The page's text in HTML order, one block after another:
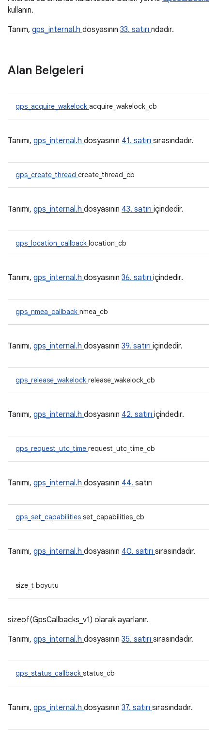
kullanın.
Tanım, gps_internal.h dosyasının 33. satırı ndadır.
Alan Belgeleri
gps_acquire_wakelock acquire_wakelock_cb
Tanımı, gps_internal.h dosyasının 41. satırı sırasındadır.
gps_create_thread create_thread_cb
Tanımı, gps_internal.h dosyasının 43. satırı içindedir.
gps_location_callback location_cb
Tanımı, gps_internal.h dosyasının 36. satırı içindedir.
gps_nmea_callback nmea_cb
Tanımı, gps_internal.h dosyasının 39. satırı içindedir.
gps_release_wakelock release_wakelock_cb
Tanımı, gps_internal.h dosyasının 42. satırı içindedir.
gps_request_utc_time request_utc_time_cb
Tanımı, gps_internal.h dosyasının 44. satırı
gps_set_capabilities set_capabilities_cb
Tanımı, gps_internal.h dosyasının 40. satırı sırasındadır.
size_t boyutu
sizeof(GpsCallbacks_v1) olarak ayarlanır.
Tanımı, gps_internal.h dosyasının 35. satırı sırasındadır.
gps_status_callback status_cb
Tanımı, gps_internal.h dosyasının 37. satırı sırasındadır.